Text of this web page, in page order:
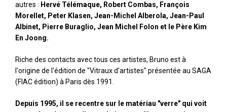
autres : Hervé Télémaque, Robert Combas, François
Morellet, Peter Klasen, Jean-Michel Alberola, Jean-Paul
Albinet, Pierre Buraglio, Jean Michel Folon et le Père Kim
En Joong.
Riche des contacts avec tous ces artistes, Bruno est à
l'origine de l'édition de "Vitraux d'artistes" présentée au SAGA
(FIAC édition) à Paris dès 1991.
Depuis 1995, il se recentre sur le matériau "verre" qui voit